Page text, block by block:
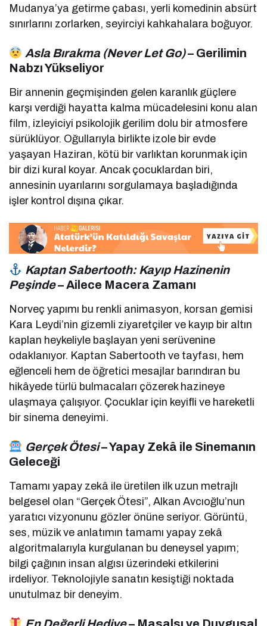
Mudanya’ya getirme çabası, yerli komedinin absürt
sınırlarını zorlarken, seyirciyi kahkahalara boğuyor.
Asla Bırakma (Never Let Go)– Gerilimin
Nabzı Yükseliyor
Bir annenin geçmişinden gelen karanlık güçlere
karşı verdiği hayatta kalma mücadelesini konu alan
film, izleyiciyi psikolojik gerilim dolu bir atmosfere
sürüklüyor. Oğullarıyla birlikte izole bir evde
yaşayan Haziran, kötü bir varlıktan korunmak için
bir dizi kural koyar. Ancak çocuklardan biri,
annesinin uyarılarını sorgulamaya başladığında
işler kontrol dışına çıkar.
Kaptan Sabertooth: Kayıp Hazinenin
Peşinde– Ailece Macera Zamanı
Norveç yapımı bu renkli animasyon, korsan gemisi
Kara Leydi’nin gizemli ziyaretçiler ve kayıp bir altın
kaplan heykeliyle başlayan yeni serüvenine
odaklanıyor. Kaptan Sabertooth ve tayfası, hem
eğlenceli hem de öğretici mesajlar barındıran bu
hikâyede türlü bulmacaları çözerek hazineye
ulaşmaya çalışıyor. Çocuklar için keyifli ve hareketli
bir sinema deneyimi.
Gerçek Ötesi– Yapay Zekâ ile Sinemanın
Geleceği
Tamamı yapay zekâ ile üretilen ilk uzun metrajlı
belgesel olan “Gerçek Ötesi”, Alkan Avcıoğlu’nun
yaratıcı vizyonunu gözler önüne seriyor. Görüntü,
ses, müzik ve anlatımın tamamı yapay zekâ
algoritmalarıyla kurgulanan bu deneysel yapım;
bilgi çağının insan algısı üzerindeki etkilerini
irdeliyor. Teknolojiyle sanatın kesiştiği noktada
unutulmaz bir deneyim.